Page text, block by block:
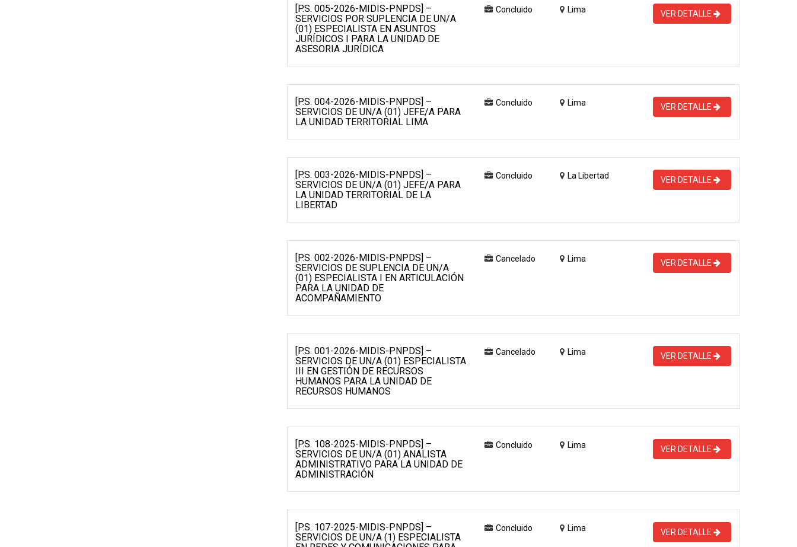
[P.S. 005-2026-MIDIS-PNPDS] –
SERVICIOS POR SUPLENCIA DE UN/A
(01) ESPECIALISTA EN ASUNTOS
JURÍDICOS I PARA LA UNIDAD DE
ASESORIA JURÍDICA
Concluido Lima VER DETALLE
[P.S. 004-2026-MIDIS-PNPDS] –
SERVICIOS DE UN/A (01) JEFE/A PARA
LA UNIDAD TERRITORIAL LIMA
Concluido Lima VER DETALLE
[P.S. 003-2026-MIDIS-PNPDS] –
SERVICIOS DE UN/A (01) JEFE/A PARA
LA UNIDAD TERRITORIAL DE LA
LIBERTAD
Concluido La Libertad VER DETALLE
[P.S. 002-2026-MIDIS-PNPDS] –
SERVICIOS DE SUPLENCIA DE UN/A
(01) ESPECIALISTA I EN ARTICULACIÓN
PARA LA UNIDAD DE
ACOMPAÑAMIENTO
Cancelado Lima VER DETALLE
[P.S. 001-2026-MIDIS-PNPDS] –
SERVICIOS DE UN/A (01) ESPECIALISTA
III EN GESTIÓN DE RECURSOS
HUMANOS PARA LA UNIDAD DE
RECURSOS HUMANOS
Cancelado Lima VER DETALLE
[P.S. 108-2025-MIDIS-PNPDS] –
SERVICIOS DE UN/A (01) ANALISTA
ADMINISTRATIVO PARA LA UNIDAD DE
ADMINISTRACIÓN
Concluido Lima VER DETALLE
[P.S. 107-2025-MIDIS-PNPDS] –
SERVICIOS DE UN/A (1) ESPECIALISTA
Concluido Lima VER DETALLE